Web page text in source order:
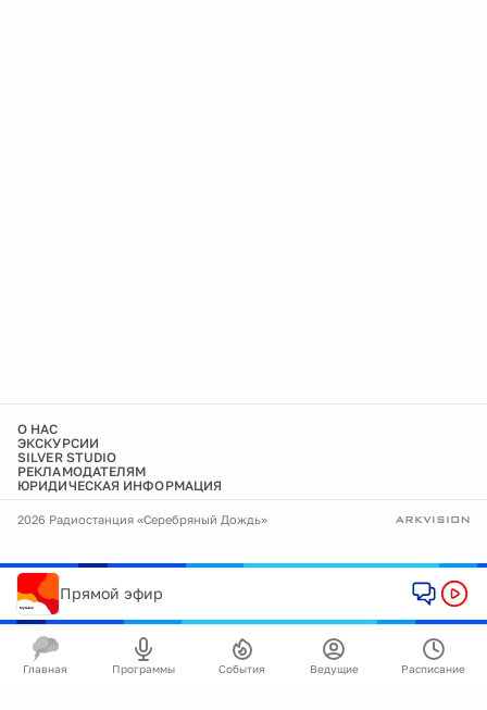
О НАС
ЭКСКУРСИИ
SILVER STUDIO
РЕКЛАМОДАТЕЛЯМ
ЮРИДИЧЕСКАЯ ИНФОРМАЦИЯ
2026 Радиостанция «Серебряный Дождь»
Прямой эфир
Главная Программы События Ведущие Расписание